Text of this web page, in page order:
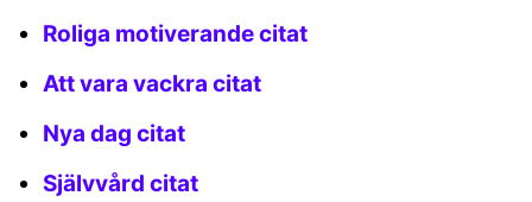
Roliga motiverande citat
Att vara vackra citat
Nya dag citat
Självvård citat